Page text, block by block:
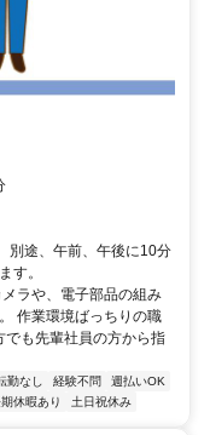
別途、午前、午後に10分
す。
ラや、電子部品の組み
作業環境ばっちりの職
でも先輩社員の方から指
勤なし 経験不問
週払いOK
休暇あり 土日祝休み